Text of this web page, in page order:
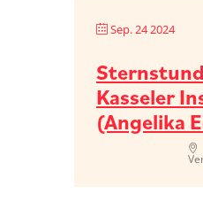
Sep. 24 2024
Kasseler
(Angelika